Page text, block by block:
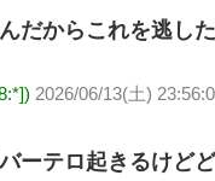
だからこれを逃し
2026/06/13(土)
ーテロ起きるけど